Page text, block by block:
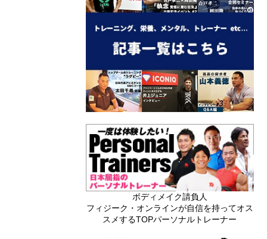
ボディメイク請負人
フィジーク・オンラインが自信を持ってオス
スメするTOPパーソナルトレーナー